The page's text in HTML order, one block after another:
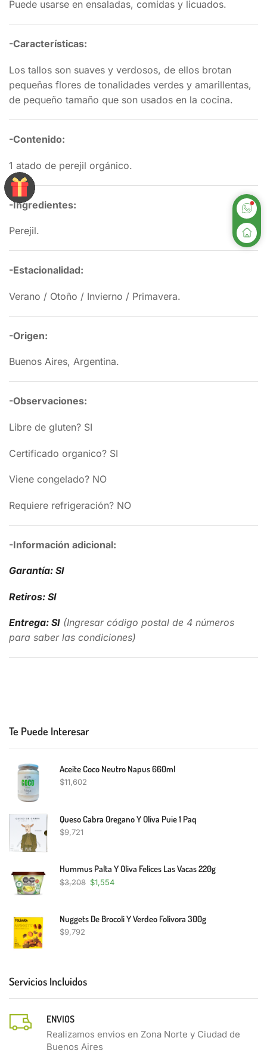
Puede usarse en ensaladas, comidas y licuados.
-Características:
Los tallos son suaves y verdosos, de ellos brotan
pequeñas flores de tonalidades verdes y amarillentas,
de pequeño tamaño que son usados en la cocina.
-Contenido:
1 atado de perejil orgánico.
-Ingredientes:
Perejil.
-Estacionalidad:
Verano / Otoño / Invierno / Primavera.
-Origen:
Buenos Aires, Argentina.
-Observaciones:
Libre de gluten? SI
Certificado organico? SI
Viene congelado? NO
Requiere refrigeración? NO
-Información adicional:
Garantía: SI
Retiros: SI
Entrega: SI (Ingresar código postal de 4 números
para saber las condiciones)
Te Puede Interesar
Aceite Coco Neutro Napus 660ml
$11,602
Queso Cabra Oregano Y Oliva Puie 1 Paq
$9,721
Hummus Palta Y Oliva Felices Las Vacas 220g
$3,208 $1,554
Nuggets De Brocoli Y Verdeo Folivora 300g
$9,792
Servicios Incluidos
ENVIOS
Realizamos envios en Zona Norte y Ciudad de
Buenos Aires